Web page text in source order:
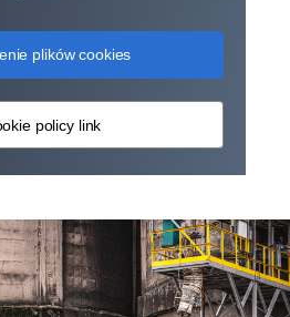
plików cookies
policy link